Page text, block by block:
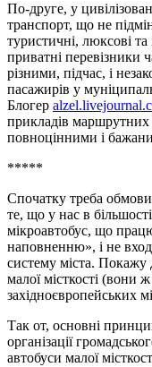
По-друге, у
транспорт, що не
туристичні, люксові
приватні перевізники
різними, підчас, і
пасажирів у
Блогер
прикладів маршрутних
повноцінними і
*****
Спочатку треба
те, що у нас в
мікроавтобус, що
наповненню», і не
систему міста. Покажу
малої місткості (вони
західноєвропейських
Так от, основні
організації
автобуси малої